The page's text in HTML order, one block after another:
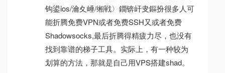
钩鍙ios/瀹夊崜/缃戦〉鐗锛屽叏鏂扮很多人可
能折腾免费VPN或者免费SSH又或者免费
Shadowsocks,最后折腾得精疲力尽，也没有
找到靠谱的梯子工具。实际上，有一种较为
划算的方法，那就是自己用VPS搭建shad。